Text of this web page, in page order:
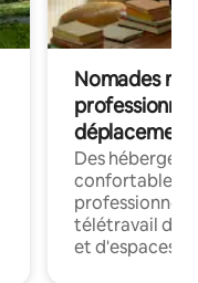
Nomades
déplacement
Des
confortables
professionnels
télétravail
et d'espaces